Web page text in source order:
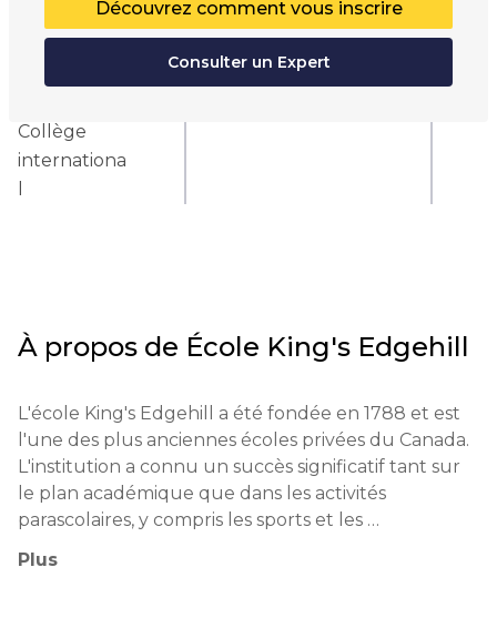
Découvrez comment vous inscrire
Consulter un Expert
Pensionnat
École
Collège
internationa
À propos de École King's Edgehill
L'école King's Edgehill a été fondée en 1788 et est
l'une des plus anciennes écoles privées du Canada.
L'institution a connu un succès significatif tant sur
le plan académique que dans les activités
parascolaires, y compris les sports et les
réussi dans divers domaines, y compris l'art, la
Plus